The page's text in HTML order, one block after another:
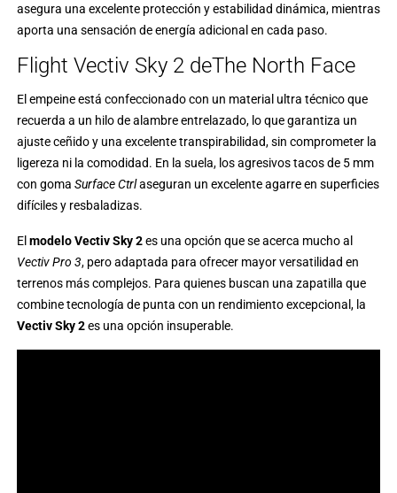
asegura una excelente protección y estabilidad dinámica, mientras
aporta una sensación de energía adicional en cada paso.
Flight Vectiv Sky 2 deThe North Face
El empeine está confeccionado con un material ultra técnico que
recuerda a un hilo de alambre entrelazado, lo que garantiza un
ajuste ceñido y una excelente transpirabilidad, sin comprometer la
ligereza ni la comodidad. En la suela, los agresivos tacos de 5 mm
con goma Surface Ctrlaseguran un excelente agarre en superficies
difíciles y resbaladizas.
El modelo Vectiv Sky 2es una opción que se acerca mucho al
Vectiv Pro 3, pero adaptada para ofrecer mayor versatilidad en
terrenos más complejos. Para quienes buscan una zapatilla que
combine tecnología de punta con un rendimiento excepcional, la
Vectiv Sky 2es una opción insuperable.